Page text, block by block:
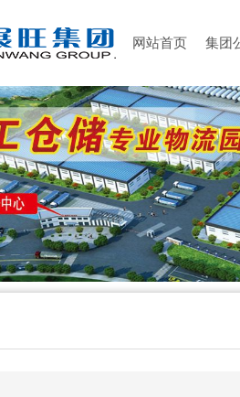
网站首页 集团